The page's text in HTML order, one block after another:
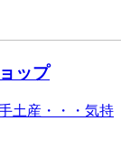
ップ
土産・・・気持